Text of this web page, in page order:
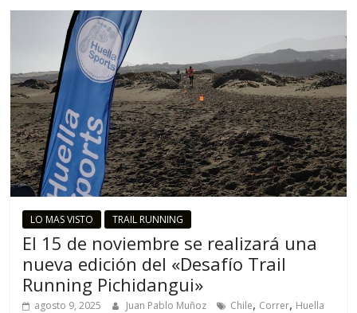
c
i
g
o
LO MAS VISTO TRAIL RUNNING
El 15 de noviembre se realizará una
nueva edición del «Desafío Trail
Running Pichidangui»
agosto 9, 2025 Juan Pablo Muñoz Chile, Correr, Huella